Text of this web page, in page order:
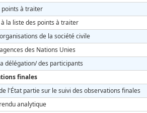
points à traiter
à la liste des points à traiter
de la société civile
des Nations Unies
délégation/ des participants
finales
l'État partie sur le suivi des observations finales
analytique